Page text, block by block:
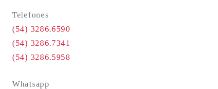
Telefones
(54) 3286.6590
(54) 3286.7341
(54) 3286.5958
Whatsapp